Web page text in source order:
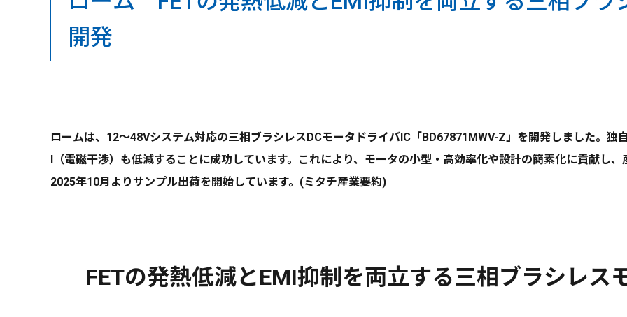
開発
ロームは、12～48Vシステム対応の三相ブラシレスDCモータドライバIC「BD67871MWV-Z」を開発しました。独
I（電磁干渉）も低減することに成功しています。これにより、モータの小型・高効率化や設計の簡素化に貢献し、
2025年10月よりサンプル出荷を開始しています。(ミタチ産業要約)
FETの発熱低減とEMI抑制を両立する三相ブラシレス